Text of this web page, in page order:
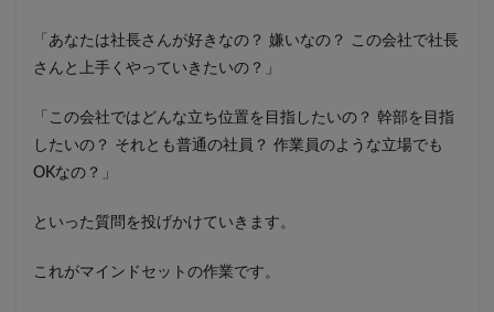
「あなたは社長さんが好きなの？ 嫌いなの？ この会社で社長
さんと上手くやっていきたいの？」
「この会社ではどんな立ち位置を目指したいの？ 幹部を目指
したいの？ それとも普通の社員？ 作業員のような立場でも
OKなの？」
といった質問を投げかけていきます。
これがマインドセットの作業です。